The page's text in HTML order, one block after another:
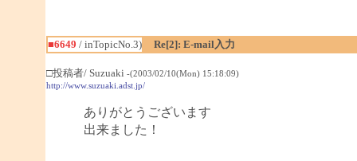
■6649 / inTopicNo.3) Re[2]: E-mail入力
□投稿者/ Suzuaki -(2003/02/10(Mon) 15:18:09)
http://www.suzuaki.adst.jp/
ありがとうございます
出来ました！